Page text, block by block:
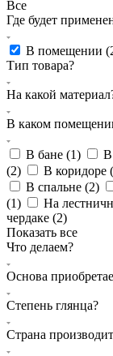
Все
Где будет
В помещении (
Тип товара?
На какой
В каком
В бане (1) В
(2) В коридоре (
В спальне (2)
(1) На
чердаке (2)
Показать все
Что делаем?
Основа
Степень глянца?
Страна